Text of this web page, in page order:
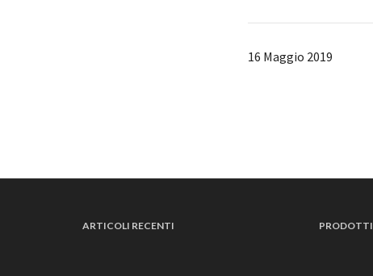
16 Maggio 2019
ARTICOLI RECENTI PRODOTTI